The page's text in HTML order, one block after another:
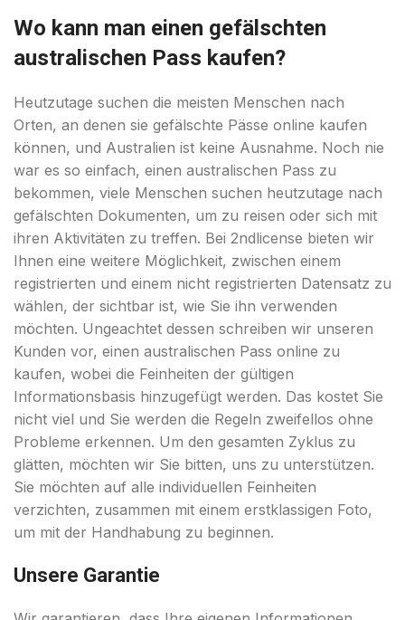
Wo kann man einen gefälschten
australischen Pass kaufen?
Heutzutage suchen die meisten Menschen nach
Orten, an denen sie gefälschte Pässe online kaufen
können, und Australien ist keine Ausnahme. Noch nie
war es so einfach, einen australischen Pass zu
bekommen, viele Menschen suchen heutzutage nach
gefälschten Dokumenten, um zu reisen oder sich mit
ihren Aktivitäten zu treffen. Bei 2ndlicense bieten wir
Ihnen eine weitere Möglichkeit, zwischen einem
registrierten und einem nicht registrierten Datensatz zu
wählen, der sichtbar ist, wie Sie ihn verwenden
möchten. Ungeachtet dessen schreiben wir unseren
Kunden vor, einen australischen Pass online zu
kaufen, wobei die Feinheiten der gültigen
Informationsbasis hinzugefügt werden. Das kostet Sie
nicht viel und Sie werden die Regeln zweifellos ohne
Probleme erkennen. Um den gesamten Zyklus zu
glätten, möchten wir Sie bitten, uns zu unterstützen.
Sie möchten auf alle individuellen Feinheiten
verzichten, zusammen mit einem erstklassigen Foto,
um mit der Handhabung zu beginnen.
Unsere Garantie